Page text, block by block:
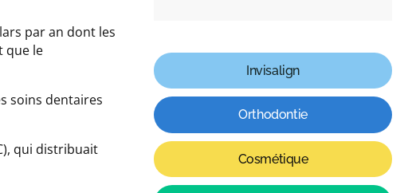
par an dont les
que le
soins dentaires
qui distribuait
Invisalign
Orthodontie
Cosmétique